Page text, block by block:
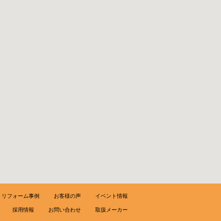
リフォーム事例 お客様の声 イベント情報
採用情報 お問い合わせ 取扱メーカー